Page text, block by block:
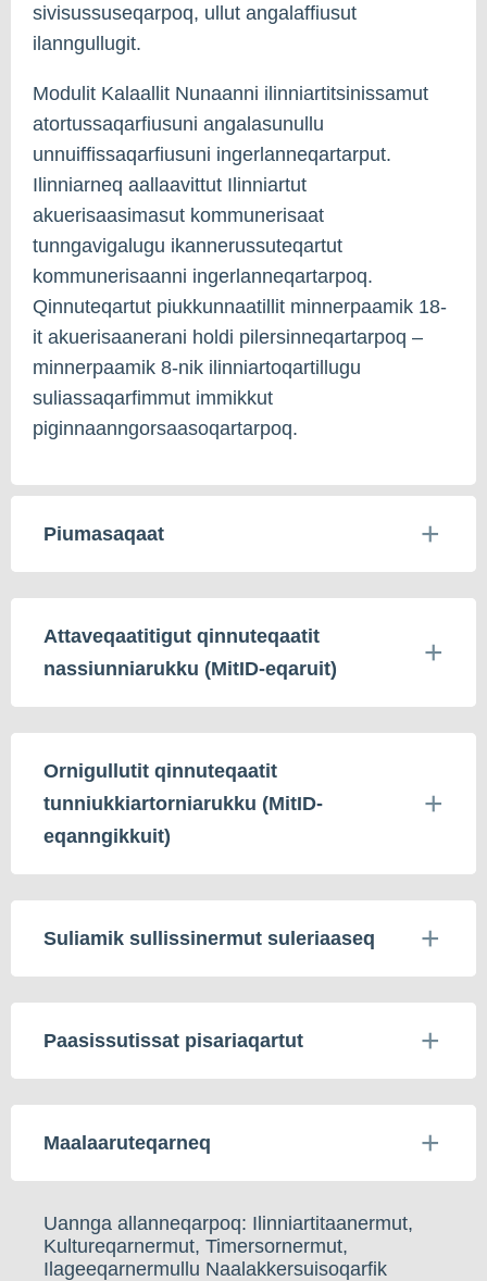
sivisussuseqarpoq, ullut angalaffiusut
ilanngullugit.
Modulit Kalaallit Nunaanni ilinniartitsinissamut
atortussaqarfiusuni angalasunullu
unnuiffissaqarfiusuni ingerlanneqartarput.
Ilinniarneq aallaavittut Ilinniartut
akuerisaasimasut kommunerisaat
tunngavigalugu ikannerussuteqartut
kommunerisaanni ingerlanneqartarpoq.
Qinnuteqartut piukkunnaatillit minnerpaamik 18-
it akuerisaanerani holdi pilersinneqartarpoq –
minnerpaamik 8-nik ilinniartoqartillugu
suliassaqarfimmut immikkut
piginnaanngorsaasoqartarpoq.
Piumasaqaat
Attaveqaatitigut qinnuteqaatit
nassiunniarukku (MitID-eqaruit)
Ornigullutit qinnuteqaatit
tunniukkiartorniarukku (MitID-
eqanngikkuit)
Suliamik sullissinermut suleriaaseq
Paasissutissat pisariaqartut
Maalaaruteqarneq
Uannga allanneqarpoq: Ilinniartitaanermut,
Kultureqarnermut, Timersornermut,
Ilageeqarnermullu Naalakkersuisoqarfik